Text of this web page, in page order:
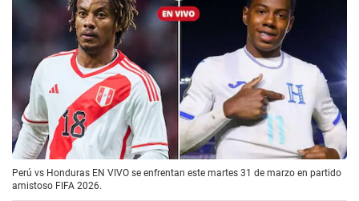
Perú vs Honduras EN VIVO se enfrentan este martes 31 de marzo en partido
amistoso FIFA 2026.